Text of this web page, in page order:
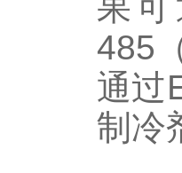
485
通过
制冷